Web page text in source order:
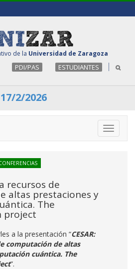
de la Universidad de Zaragoza
PDI/PAS ESTUDIANTES
17/2/2026
Toggle
recursos de
altas prestaciones y
The
project
a la presentación “CESAR:
computación de altas
cuántica. The
”.